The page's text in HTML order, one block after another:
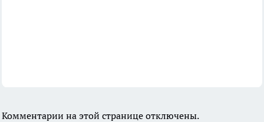
Комментарии на этой странице отключены.